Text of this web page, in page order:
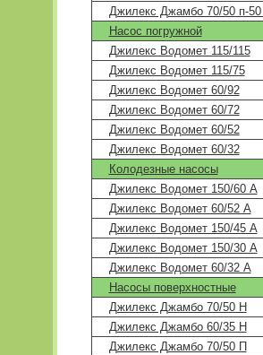
Джилекс Джамбо 70/50 п-
Насос погружной
Джилекс Водомет 115/115
Джилекс Водомет 115/75
Джилекс Водомет 60/92
Джилекс Водомет 60/72
Джилекс Водомет 60/52
Джилекс Водомет 60/32
Колодезные насосы
Джилекс Водомет 150/60 А
Джилекс Водомет 60/52 А
Джилекс Водомет 150/45 А
Джилекс Водомет 150/30 A
Джилекс Водомет 60/32 А
Насосы поверхностные
Джилекс Джамбо 70/50 Н
Джилекс Джамбо 60/35 Н
Джилекс Джамбо 70/50 П